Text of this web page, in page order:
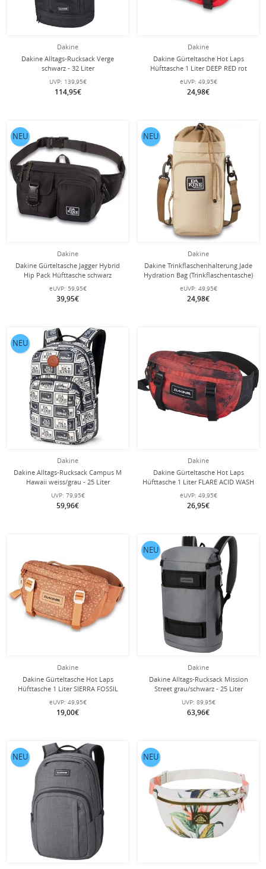
Dakine
Dakine Alltags-Rucksack Verge
schwarz - 32 Liter
UVP: 139,95€
114,95€
Dakine
Dakine Gürteltasche Hot Laps
Hüfttasche 1 Liter DEEP RED rot
eUVP: 49,95€
24,98€
Dakine
Dakine Gürteltasche Jagger Hybrid
Hip Pack Hüfttasche schwarz
eUVP: 59,95€
39,95€
NEU
Dakine
Dakine Trinkflaschenhalterung Jade
Hydration Bag (Trinkflaschentasche)
18x12x29cm begie/braun
eUVP: 49,95€
24,98€
NEU
Dakine
Dakine Alltags-Rucksack Campus M
Hawaii weiss/grau - 25 Liter
UVP: 79,95€
59,96€
NEU
Dakine
Dakine Gürteltasche Hot Laps
Hüfttasche 1 Liter FLARE ACID WASH
weinrot
eUVP: 49,95€
26,95€
Dakine
Dakine Gürteltasche Hot Laps
Hüfttasche 1 Liter SIERRA FOSSIL
orange/braun
eUVP: 49,95€
19,00€
Dakine
Dakine Alltags-Rucksack Mission
Street grau/schwarz - 25 Liter
UVP: 89,95€
63,96€
NEU
NEU NEU